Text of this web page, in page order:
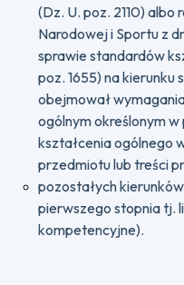
(Dz. U. poz. 2110)
Narodowej i Sportu z
sprawie standardów
poz. 1655) na
obejmował
ogólnym określonym
kształcenia ogólnego
przedmiotu lub treści
pozostałych
pierwszego stopnia tj.
kompetencyjne).